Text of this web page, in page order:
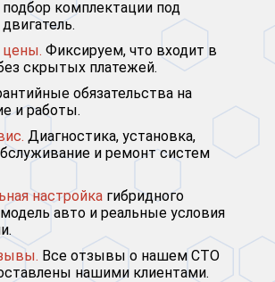
комплектации под
цены. Фиксируем, что входит в
скрытых платежей.
обязательства на
и работы.
Диагностика, установка,
и ремонт систем
настройка гибридного
авто и реальные условия
Все отзывы о нашем СТО
нашими клиентами.